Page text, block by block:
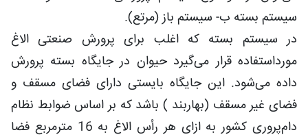
سیستم بسته ب- سیستم باز (مرتع).
در سیستم بسته که اغلب برای پرورش صنعتی الاغ
مورداستفاده قرار می‌گیرد حیوان در جایگاه بسته پرورش
داده می‌شود. این جایگاه بایستی دارای فضای مسقف و
فضای غیر مسقف (بهاربند ) باشد که بر اساس ضوابط نظام
دام‌پروری کشور به ازای هر رأس الاغ به 16 مترمربع فضا